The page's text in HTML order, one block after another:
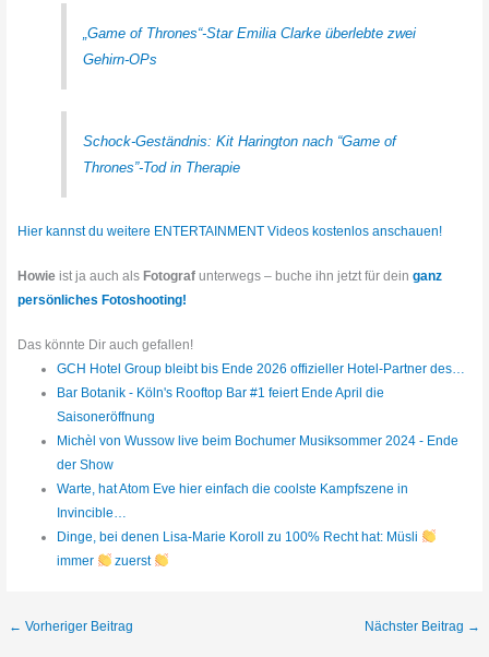
„Game of Thrones“-Star Emilia Clarke überlebte zwei
Gehirn-OPs
Schock-Geständnis: Kit Harington nach “Game of
Thrones”-Tod in Therapie
Hier kannst du weitere ENTERTAINMENT Videos kostenlos anschauen!
Howie ist ja auch alsFotograf unterwegs – buche ihn jetzt für deinganz
persönliches Fotoshooting!
Das könnte Dir auch gefallen!
GCH Hotel Group bleibt bis Ende 2026 offizieller Hotel-Partner des…
Bar Botanik - Köln's Rooftop Bar #1 feiert Ende April die
Saisoneröffnung
Michèl von Wussow live beim Bochumer Musiksommer 2024 - Ende
der Show
Warte, hat Atom Eve hier einfach die coolste Kampfszene in
Invincible…
Dinge, bei denen Lisa-Marie Koroll zu 100% Recht hat: Müsli
immer
zuerst
← Vorheriger Beitrag Nächster Beitrag →